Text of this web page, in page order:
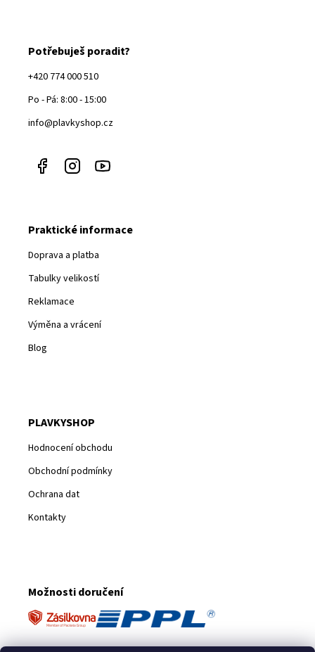
Potřebuješ poradit?
+420 774 000 510
Po - Pá: 8:00 - 15:00
info@plavkyshop.cz
Praktické informace
Doprava a platba
Tabulky velikostí
Reklamace
Výměna a vrácení
Blog
PLAVKYSHOP
Hodnocení obchodu
Obchodní podmínky
Ochrana dat
Kontakty
Možnosti doručení